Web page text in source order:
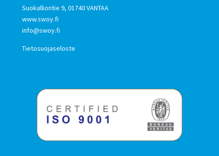
Suokalliontie 9, 01740 VANTAA
www.swoy.fi
info@swoy.fi
Tietosuojaseloste